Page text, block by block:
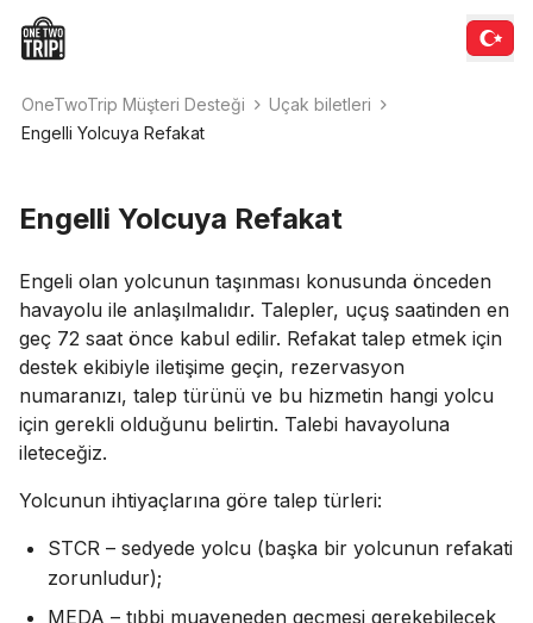
OneTwoTrip Müşteri Desteği
Uçak biletleri
Engelli Yolcuya Refakat
Engelli Yolcuya Refakat
Engeli olan yolcunun taşınması konusunda önceden
havayolu ile anlaşılmalıdır. Talepler, uçuş saatinden en
geç 72 saat önce kabul edilir. Refakat talep etmek için
destek ekibiyle iletişime geçin, rezervasyon
numaranızı, talep türünü ve bu hizmetin hangi yolcu
için gerekli olduğunu belirtin. Talebi havayoluna
ileteceğiz.
Yolcunun ihtiyaçlarına göre talep türleri:
STCR – sedyede yolcu (başka bir yolcunun refakati
zorunludur);
MEDA – tıbbi muayeneden geçmesi gerekebilecek